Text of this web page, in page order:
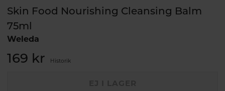
Skin Food Nourishing Cleansing Balm
75ml
Weleda
169 kr Historik